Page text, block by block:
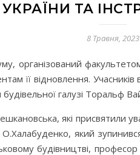
ТА
8 Травня, 2023
організований
її відновлення.
галузі Торальф
які присвятили
який
будівництві,